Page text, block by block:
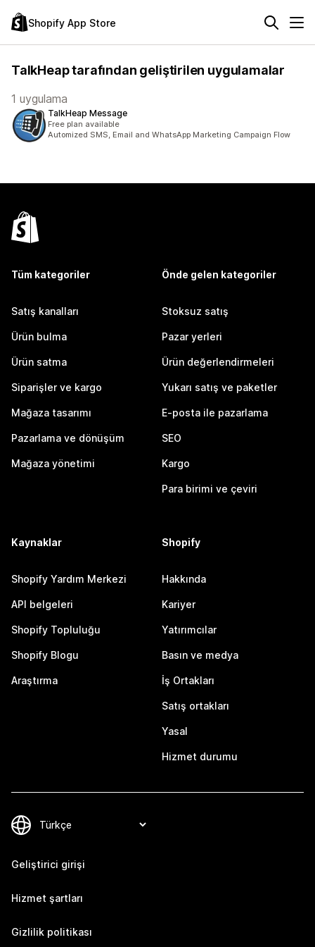
Shopify App Store
TalkHeap tarafından geliştirilen uygulamalar
1 uygulama
TalkHeap Message
Free plan available
Automized SMS, Email and WhatsApp Marketing Campaign Flow
Tüm kategoriler
Satış kanalları
Ürün bulma
Ürün satma
Siparişler ve kargo
Mağaza tasarımı
Pazarlama ve dönüşüm
Mağaza yönetimi
Önde gelen kategoriler
Stoksuz satış
Pazar yerleri
Ürün değerlendirmeleri
Yukarı satış ve paketler
E-posta ile pazarlama
SEO
Kargo
Para birimi ve çeviri
Kaynaklar
Shopify Yardım Merkezi
API belgeleri
Shopify Topluluğu
Shopify Blogu
Araştırma
Shopify
Hakkında
Kariyer
Yatırımcılar
Basın ve medya
İş Ortakları
Satış ortakları
Yasal
Hizmet durumu
Geliştirici girişi
Hizmet şartları
Gizlilik politikası